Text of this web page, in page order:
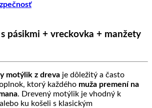
pásikmi + vreckovka + manžety
motýlik z dreva je dôležitý a často
ktorý každého muža premení na
. Drevený motýlik je vhodný k
ku košeli s klasickým